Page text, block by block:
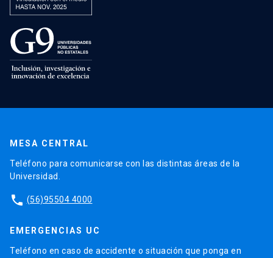
MESA CENTRAL
Teléfono para comunicarse con las distintas áreas de la
Universidad.
phone (56)95504 4000
EMERGENCIAS UC
Teléfono en caso de accidente o situación que ponga en